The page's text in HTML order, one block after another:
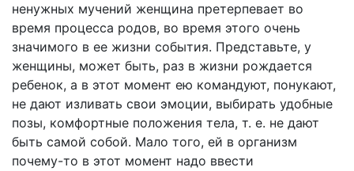
ненужных мучений женщина претерпевает во
время процесса родов, во время этого очень
значимого в ее жизни события. Представьте, у
женщины, может быть, раз в жизни рождается
ребенок, а в этот момент ею командуют, понукают,
не дают изливать свои эмоции, выбирать удобные
позы, комфортные положения тела, т. е. не дают
быть самой собой. Мало того, ей в организм
почему-то в этот момент надо ввести